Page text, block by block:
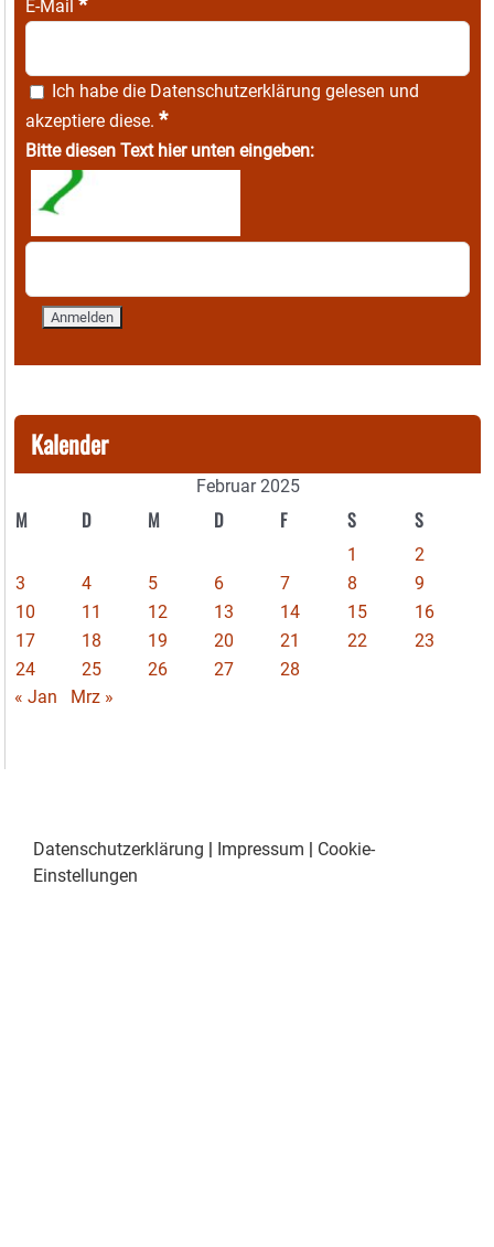
E-Mail
Ich habe die Datenschutzerklärung gelesen und
akzeptiere diese. *
Bitte diesen Text hier unten eingeben:
Kalender
Februar 2025
M D M D F S S
1
2
3
4 5 6 7 8
9
10
11 12 13 14 15
16
17
18 19 20 21 22
23
24
25 26 27
28
« Jan
Mrz »
Datenschutzerklärung | Impressum | Cookie-
Einstellungen